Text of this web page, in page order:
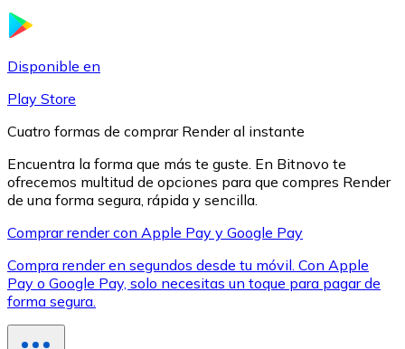
XRP
XRP
Disponible en
Play Store
Cuatro formas de comprar Render al instante
Encuentra la forma que más te guste. En Bitnovo te
ofrecemos multitud de opciones para que compres Render
de una forma segura, rápida y sencilla.
Comprar render con Apple Pay y Google Pay
Compra render en segundos desde tu móvil. Con Apple
Pay o Google Pay, solo necesitas un toque para pagar de
forma segura.